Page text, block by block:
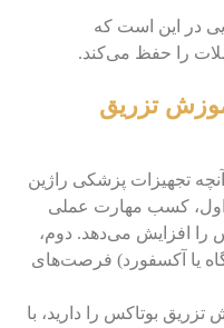
در این است که
را حفظ می‌کند.
تزریق
تجهیزات پزشکی راژین
اول، کسب مهارت عملی
را افزایش می‌دهد. دوم،
یا آکسفورد) فرصت‌های
بوتاکس را دارید، با